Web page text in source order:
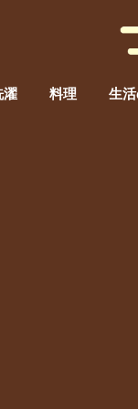
濯 料理 生